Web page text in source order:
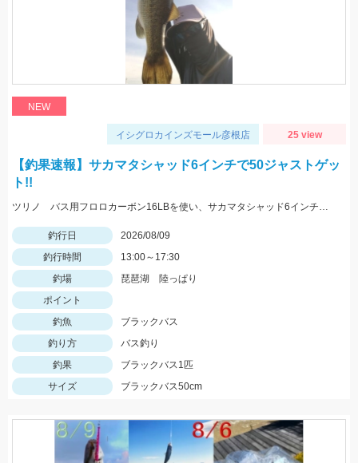
NEW
イシグロカインズモール彦根店 25 view
【釣果速報】サカマタシャッド6インチで50ジャストゲッ
ト!!
ツリノ バス用フロロカーボン16LBを使い、サカマタシャッド6インチノーシンカージャークで50cmジャストをキャッチ!!夕マズメはデカいワームが効きます♪
釣行日
2026/08/09
釣行時間
13:00～17:30
釣場
琵琶湖 陸っぱり
ポイント
釣魚
ブラックバス
釣り方
バス釣り
釣果
ブラックバス1匹
サイズ
ブラックバス50cm